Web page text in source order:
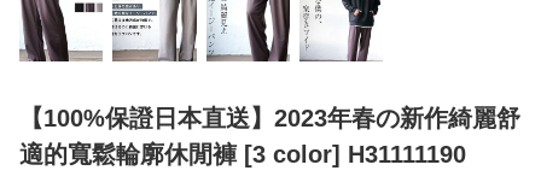
【100%保證日本直送】2023年春の新作綺麗舒
適的寬鬆輪廓休閒褲 [3 color] H31111190